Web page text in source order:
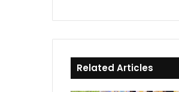
Related Articles